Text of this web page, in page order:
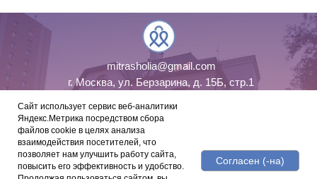
mitrasholia@gmail.com
г. Москва, ул. Берзарина, д. 15Б, стр.1
8 800 707 78 17
Публичная оферта
Сайт использует сервис веб-аналитики
Яндекс.Метрика посредством сбора
файлов cookie в целях анализа
взаимодействия посетителей, что
позволяет нам улучшить работу сайта,
повысить его эффективность и удобство.
Согласен (-на)